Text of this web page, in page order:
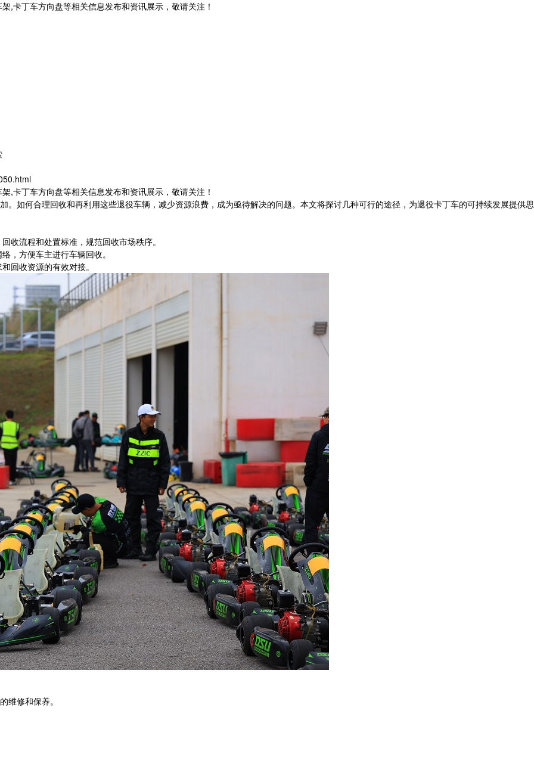
,卡丁车方向盘等相关信息发布和资讯展示，敬请关注！
,卡丁车方向盘等相关信息发布和资讯展示，敬请关注！
如何合理回收和再利用这些退役车辆，减少资源浪费，成为亟待解决的问题。本文将探讨几种可行的途径，为退役卡丁车的可持续发展提供思
收流程和处置标准，规范回收市场秩序。
，方便车主进行车辆回收。
回收资源的有效对接。
维修和保养。